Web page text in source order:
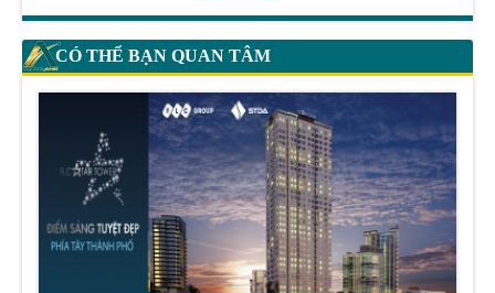
CÓ THỂ BẠN QUAN TÂM